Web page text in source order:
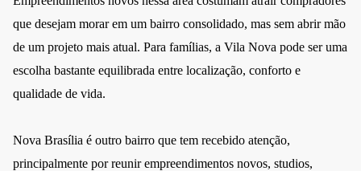
que desejam morar em um bairro consolidado, mas sem abrir mão
de um projeto mais atual. Para famílias, a Vila Nova pode ser uma
escolha bastante equilibrada entre localização, conforto e
qualidade de vida.
Nova Brasília é outro bairro que tem recebido atenção,
principalmente por reunir empreendimentos novos, studios,